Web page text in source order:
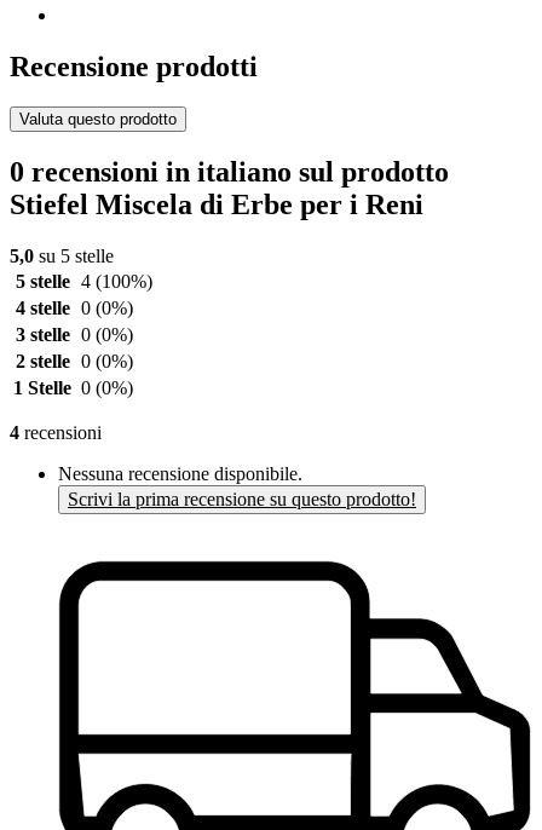
Recensione prodotti
Valuta questo prodotto
0 recensioni in italiano sul prodotto
Stiefel Miscela di Erbe per i Reni
5,0 su 5 stelle
5 stelle 4 (100%)
4 stelle 0 (0%)
3 stelle 0 (0%)
2 stelle 0 (0%)
1 Stelle 0 (0%)
4 recensioni
Nessuna recensione disponibile.
Scrivi la prima recensione su questo prodotto!